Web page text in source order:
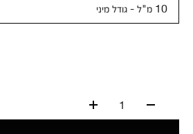
10 מ"ל - גודל מיני
1